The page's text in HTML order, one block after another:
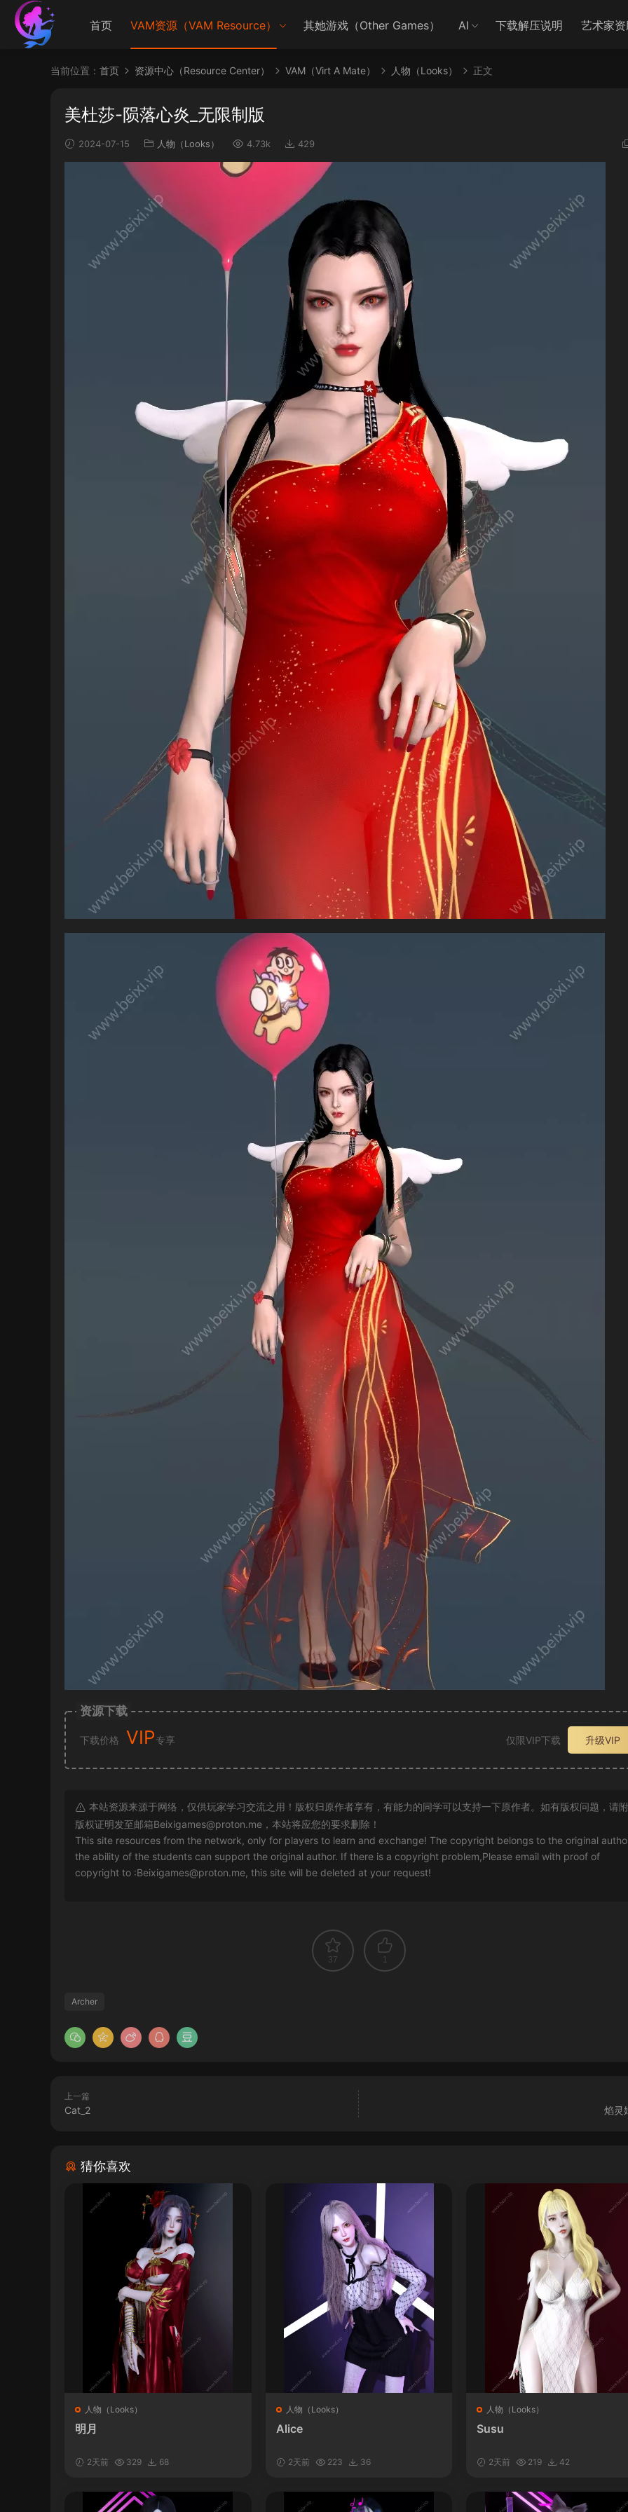
首页 VAM资源（VAM Resource） 其她游戏（Other Games） AI 下载解压说明 艺术家
当前位置： 首页 资源中心（Resource Center） VAM（Virt A Mate） 人物（Looks） 正文
美杜莎-陨落心炎_无限制版
2024-07-15 人物（Looks） 4.73k 429
资源下载
下载价格 VIP专享 仅限VIP下载 升级VIP
本站资源来源于网络，仅供玩家学习交流之用！版权归原作者享有，有能力的同学可以支持一下原作者。如有版权问题，请
版权证明发至邮箱Beixigames@proton.me ，本站将应您的要求删除！
This site resources from the network, only for players to learn and exchange! The copyright belongs to the original
the ability of the students can support the original author. If there is a copyright problem,Please email with proof of
copyright to :Beixigames@proton.me, this site will be deleted at your request!
37 1
Archer
上一篇
Cat_2 焰灵
猜你喜欢
人物（Looks）
明月
2天前 329 68
人物（Looks）
Alice
2天前 223 36
人物（Looks）
Susu
2天前 219 42